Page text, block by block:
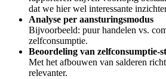
dat we hier wel interessante
Analyse per aansturingsmodus
Bijvoorbeeld: puur handelen vs.
zelfconsumptie.
Beoordeling van zelfconsumptie-
Met het afbouwen van salderen
relevanter.